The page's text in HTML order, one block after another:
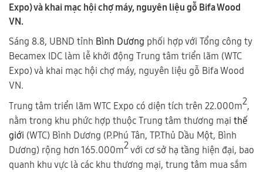
Expo) và khai mạc hội chợ máy, nguyên liệu gỗ Bifa Wood
VN.
Sáng 8.8, UBND tỉnh Bình Dương phối hợp với Tổng công ty
Becamex IDC làm lễ khởi động Trung tâm triển lãm (WTC
Expo) và khai mạc hội chợ máy, nguyên liệu gỗ Bifa Wood
VN.
Trung tâm triển lãm WTC Expo có diện tích trên 22.000m2,
nằm trong khu phức hợp thuộc Trung tâm thương mại thế
giới (WTC) Bình Dương (P.Phú Tân, TP.Thủ Dầu Một, Bình
Dương) rộng hơn 165.000m2với cơ sở hạ tầng hiện đại, bao
quanh khu vực là các khu thương mại, trung tâm mua sắm